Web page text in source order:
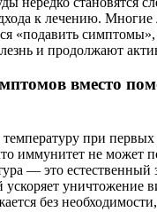
к лечению.
«подавить
и продолжают
вместо
при первых
иммунитет не может
— это
уничтожение
без